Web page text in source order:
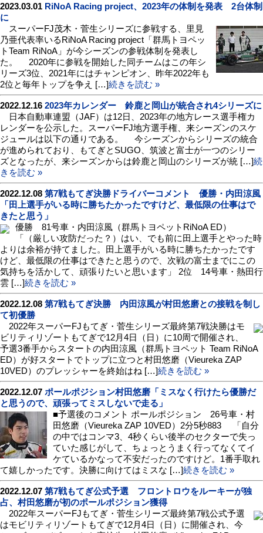
2023.03.01 RiNoA Racing project、2023年の体制を発表 2台体制
に
スーパーFJ茂木・菅生シリーズに参戦する、里見
乃亜代表率いるRiNoA Racing project「群馬トヨペッ
トTeam RiNoA」が今シーズンの参戦体制を発表し
た。 2020年に参戦を開始した同チームはこの年シ
リーズ3位、2021年にはチャンピオン、昨年2022年も
2位と毎年トップを争え […]続きを読む »
2022.12.16 2023年カレンダー 鈴鹿と岡山が統合され4シリーズに
日本自動車連盟（JAF）は12日、2023年の地方レース選手権カ
レンダーを公示した。スーパーFJ地方選手権、来シーズンのスケ
ジュールは以下の通りである。 今シーズンからシリーズの統合
が進められており、もてぎとSUGO、筑波と富士が一つのシリー
ズとなったが、来シーズンからは鈴鹿と岡山のシリーズが統 […]続
きを読む »
2022.12.08 第7戦もてぎ決勝ドライバーコメント 優勝・内田涼風
「田上選手がいる時に勝ちたかったですけど、最低限の仕事はで
きたと思う」
優勝 81号車・内田涼風（群馬トヨペットRiNoA ED）
「（厳しい攻防だった？）はい、でも前に田上選手とやった時
よりは余裕が持てました。田上選手がいる時に勝ちたかったです
けど、最低限の仕事はできたと思うので、次戦の富士までにこの
気持ちを活かして、頑張りたいと思います」 2位 14号車・熱田行
雲 […]続きを読む »
2022.12.08 第7戦もてぎ決勝 内田涼風が村田悠磨との接戦を制し
て初優勝
2022年スーパーFJもてぎ・菅生シリーズ最終第7戦決勝はモ
ビリティリゾートもてぎで12月4日（日）に10周で開催され、
予選3番手からスタートの内田涼風（群馬トヨペット Team RiNoA
ED）が好スタートでトップに立つと村田悠磨（Vieureka ZAP
10VED）のプレッシャーを終始はね […]続きを読む »
2022.12.07 ポールポジション村田悠磨「ミスなく行けたら優勝だ
と思うので、頑張ってミスしないで走る」
■予選後のコメント ポールポジション 26号車・村
田悠磨（Vieureka ZAP 10VED）2分5秒883 「自分
の中ではコンマ3、4秒くらい後半のセクターで失っ
ていた感じがして、ちょっとうまく行ってなくてイ
ケているかなって不安だったのですけど。1番手取れ
て嬉しかったです。決勝に向けてはミスな […]続きを読む »
2022.12.07 第7戦もてぎ公式予選 フロントロウをルーキーが独
占、村田悠磨が初のポールポジション獲得
2022年スーパーFJもてぎ・菅生シリーズ最終第7戦公式予選
はモビリティリゾートもてぎで12月4日（日）に開催され、今